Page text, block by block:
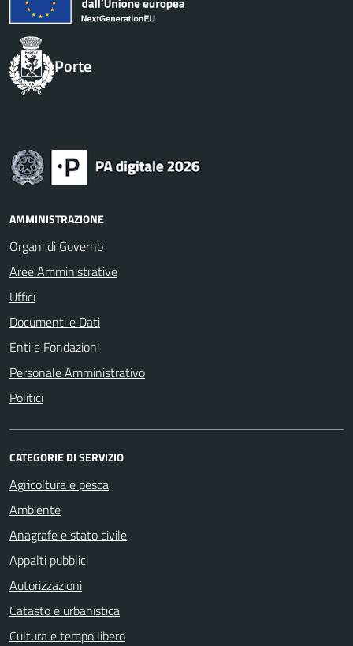
Porte
AMMINISTRAZIONE
Organi di Governo
Aree Amministrative
Uffici
Documenti e Dati
Enti e Fondazioni
Personale Amministrativo
Politici
CATEGORIE DI SERVIZIO
Agricoltura e pesca
Ambiente
Anagrafe e stato civile
Appalti pubblici
Autorizzazioni
Catasto e urbanistica
Cultura e tempo libero